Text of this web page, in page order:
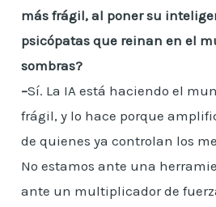
más frágil, al poner su
psicópatas que reinan en el
sombras?
–Sí. La IA está haciendo el
frágil, y lo hace porque
de quienes ya controlan los
No estamos ante una
ante un multiplicador de